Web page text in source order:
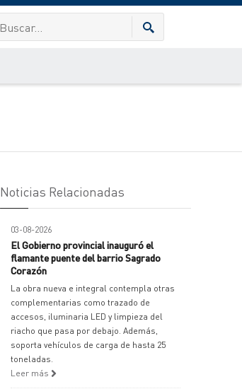
Noticias Relacionadas
03-08-2026
El Gobierno provincial inauguró el
flamante puente del barrio Sagrado
Corazón
La obra nueva e integral contempla otras
complementarias como trazado de
accesos, iluminaria LED y limpieza del
riacho que pasa por debajo. Además,
soporta vehículos de carga de hasta 25
toneladas.
Leer más